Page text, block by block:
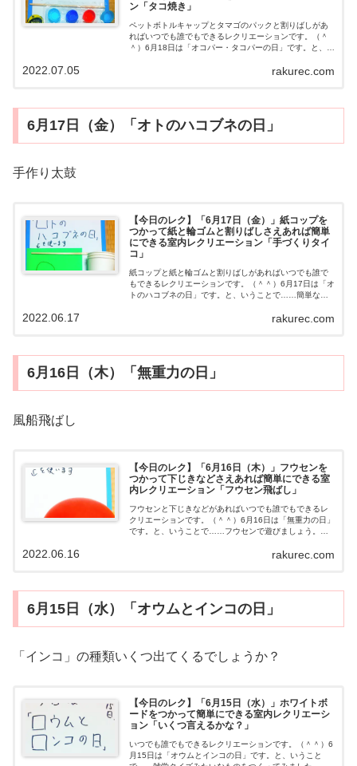
ン「タコ焼き」
ペットボトルキャップとタマゴのパックと割りばしがあ
ればいつでも誰でもできるレクリエーションです。（＾
＾）6月18日は「オコパー・タコパーの日」です。と、い
した。（＾＾）たこ焼き動画用意するも...rakurec.com
2022.07.05
6月17日（金）「オトのハコブネの日」
手作り太鼓
【今日のレク】「6月17日（金）」紙コップを
つかって紙と輪ゴムと割りばしさえあれば簡単
にできる室内レクリエーション「手づくりタイ
コ」
紙コップと紙と輪ゴムと割りばしがあればいつでも誰で
もできるレクリエーションです。（＾＾）6月17日は「オ
トのハコブネの日」です。と、いうことで……簡単なタ
用意するもの・紙コップ・紙など・輪ゴ...rakurec.com
2022.06.17
6月16日（木）「無重力の日」
風船飛ばし
【今日のレク】「6月16日（木）」フウセンを
つかって下じきなどさえあれば簡単にできる室
内レクリエーション「フウセン飛ばし」
フウセンと下じきなどがあればいつでも誰でもできるレ
クリエーションです。（＾＾）6月16日は「無重力の日」
です。と、いうことで……フウセンで遊びましょう。
下じきやお盆ぼんなどやり方フウセンを飛...rakurec.com
2022.06.16
6月15日（水）「オウムとインコの日」
「インコ」の種類いくつ出てくるでしょうか？
【今日のレク】「6月15日（水）」ホワイトボ
ードをつかって簡単にできる室内レクリエーシ
ョン「いくつ言えるかな？」
いつでも誰でもできるレクリエーションです。（＾＾）6
月15日は「オウムとインコの日」です。と、いうこと